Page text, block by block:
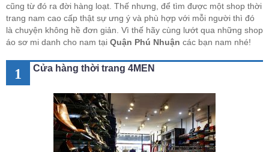
cũng từ đó ra đời hàng loạt. Thế nhưng, để tìm được một shop thời
trang nam cao cấp thật sự ưng ý và phù hợp với mỗi người thì đó
là chuyện không hề đơn giản. Vì thế hãy cùng lướt qua những shop
áo sơ mi danh cho nam tại Quận Phú Nhuận các bạn nam nhé!
1 Cửa hàng thời trang 4MEN